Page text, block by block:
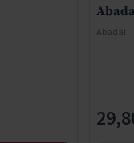
Abadal